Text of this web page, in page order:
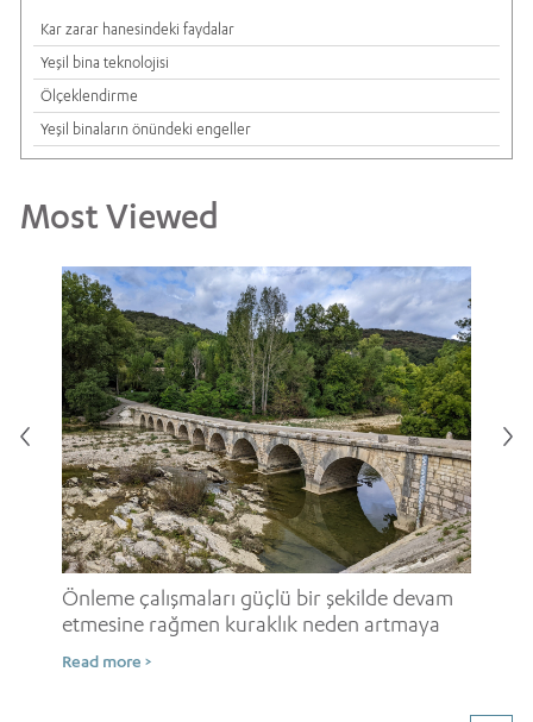
Kar zarar hanesindeki faydalar
Yeşil bina teknolojisi
Ölçeklendirme
Yeşil binaların önündeki engeller
Most Viewed
Önleme çalışmaları güçlü bir şekilde devam
etmesine rağmen kuraklık neden artmaya
devam ediyor?
Read more >